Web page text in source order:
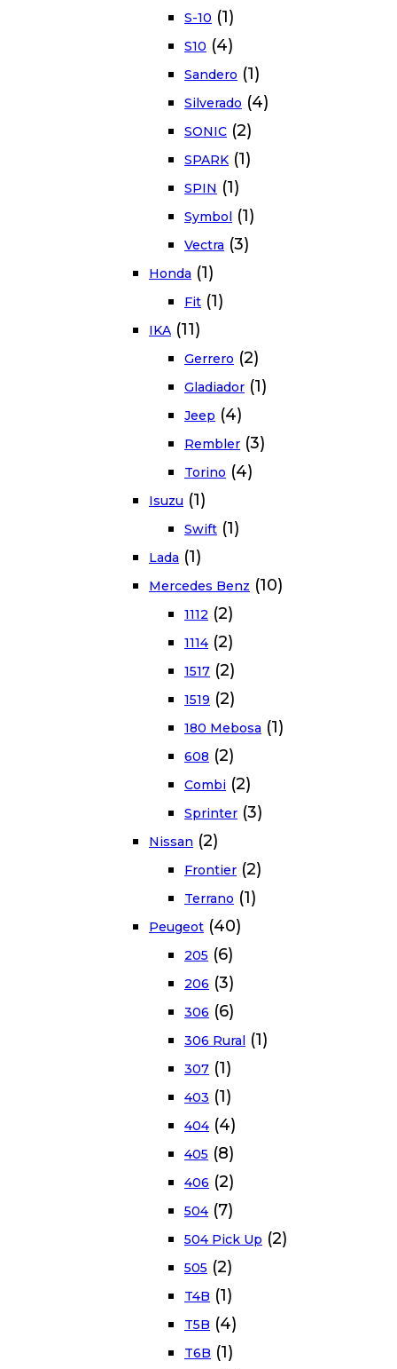
S-10 (1)
S10 (4)
Sandero (1)
Silverado (4)
SONIC (2)
SPARK (1)
SPIN (1)
Symbol (1)
Vectra (3)
Honda (1)
Fit (1)
IKA (11)
Gerrero (2)
Gladiador (1)
Jeep (4)
Rembler (3)
Torino (4)
Isuzu (1)
Swift (1)
Lada (1)
Mercedes Benz (10)
1112 (2)
1114 (2)
1517 (2)
1519 (2)
180 Mebosa (1)
608 (2)
Combi (2)
Sprinter (3)
Nissan (2)
Frontier (2)
Terrano (1)
Peugeot (40)
205 (6)
206 (3)
306 (6)
306 Rural (1)
307 (1)
403 (1)
404 (4)
405 (8)
406 (2)
504 (7)
504 Pick Up (2)
505 (2)
T4B (1)
T5B (4)
T6B (1)